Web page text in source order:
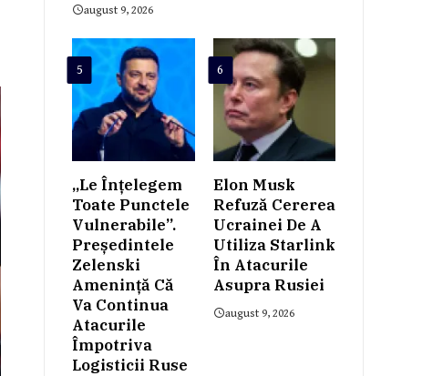
august 9, 2026
5
„Le Înțelegem
Toate Punctele
Vulnerabile”.
Președintele
Zelenski
Amenință Că
Va Continua
Atacurile
Împotriva
Logisticii Ruse
6
Elon Musk
Refuză Cererea
Ucrainei De A
Utiliza Starlink
În Atacurile
Asupra Rusiei
august 9, 2026